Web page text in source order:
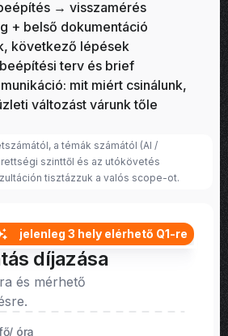
→ visszamérés
+ belső dokumentáció
következő lépések
terv és brief
mit miért csinálunk,
változást várunk tőle
a témák számától (AI /
szinttől és az utókövetés
tisztázzuk a valós scope-ot.
jelenleg 3 hely elérhető Q1-re
díjazása
és mérhető
óra